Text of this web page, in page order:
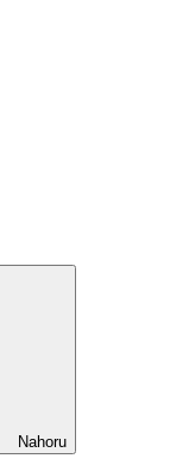
Nahoru